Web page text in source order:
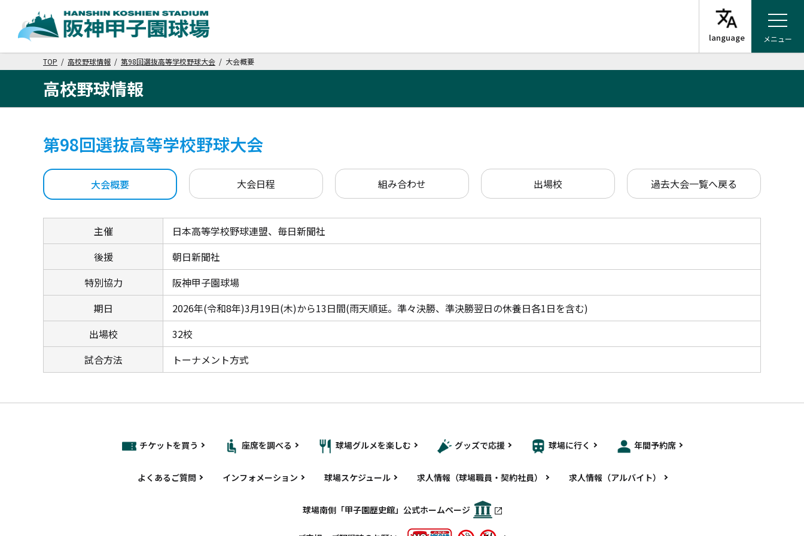
メニュー
TOP / 高校野球情報 / 第98回選抜高等学校野球大会 / 大会概要
高校野球情報
第98回選抜高等学校野球大会
大会概要 大会日程 組み合わせ 出場校 過去大会一覧へ戻る
主催
日本高等学校野球連盟、毎日新聞社
後援
朝日新聞社
特別協力
阪神甲子園球場
期日
2026年(令和8年)3月19日(木)から13日間(雨天順延。準々決勝、準決勝翌日の休養日各1日を含む)
出場校
32校
試合方法
トーナメント方式
チケットを買う 座席を調べる 球場グルメを楽しむ グッズで応援 球場に行く 年間予約席
よくあるご質問 インフォメーション 球場スケジュール 求人情報（球場職員・契約社員） 求人情報（アルバイト）
球場南側「甲子園歴史館」公式ホームページ